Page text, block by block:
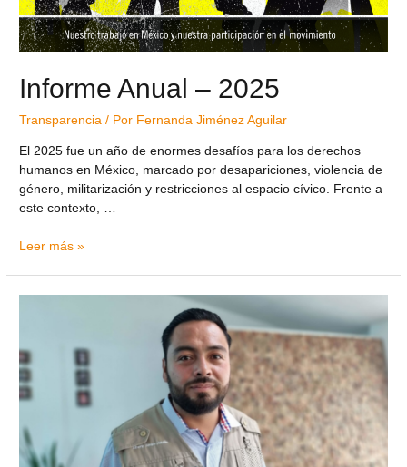
Informe Anual – 2025
Transparencia / Por Fernanda Jiménez Aguilar
El 2025 fue un año de enormes desafíos para los derechos
humanos en México, marcado por desapariciones, violencia de
género, militarización y restricciones al espacio cívico. Frente a
este contexto, …
Leer más »